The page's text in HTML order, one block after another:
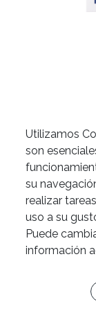
Puntas
OFERTA 10
Añade 11
Utilizamos
son
su
realizar
uso a su
Puede
información